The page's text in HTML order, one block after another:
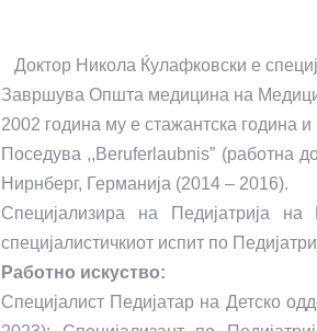
Доктор Никола Ќулафковски е
Завршува Општа медицина на
2002 година му е стажантска година
Поседува ,,Beruferlaubnis” (работна
Нирнберг, Германија (2014 – 2016).
Специјализира на Педијатрија
специјалистичкиот испит по
Работно искуство:
Специјалист Педијатар на Детско